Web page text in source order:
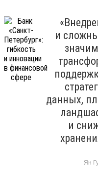
и
данных,
и
Ян